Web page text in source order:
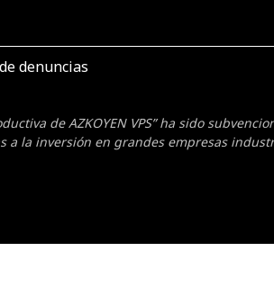
denuncias
de AZKOYEN VPS” ha sido
a la inversión en grandes empresas